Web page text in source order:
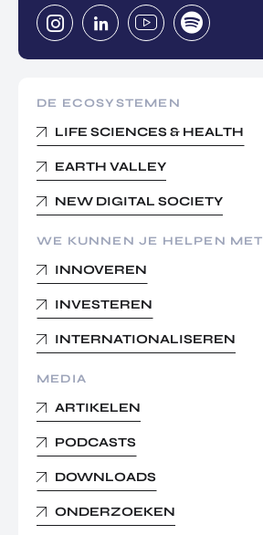
DE ECOSYSTEMEN
LIFE SCIENCES & HEALTH
EARTH VALLEY
NEW DIGITAL SOCIETY
WE KUNNEN JE HELPEN MET
INNOVEREN
INVESTEREN
INTERNATIONALISEREN
MEDIA
ARTIKELEN
PODCASTS
DOWNLOADS
ONDERZOEKEN